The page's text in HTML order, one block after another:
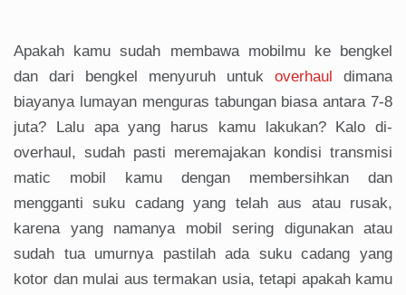
Apakah kamu sudah membawa mobilmu ke bengkel
dan dari bengkel menyuruh untuk overhaul
dimana
biayanya lumayan menguras tabungan biasa antara 7-8
juta? Lalu apa yang harus kamu lakukan? Kalo di-
overhaul, sudah pasti meremajakan kondisi transmisi
matic mobil kamu dengan membersihkan dan
mengganti suku cadang yang telah aus atau rusak,
karena yang namanya mobil sering digunakan atau
sudah tua umurnya pastilah ada suku cadang yang
kotor dan mulai aus termakan usia, tetapi apakah kamu